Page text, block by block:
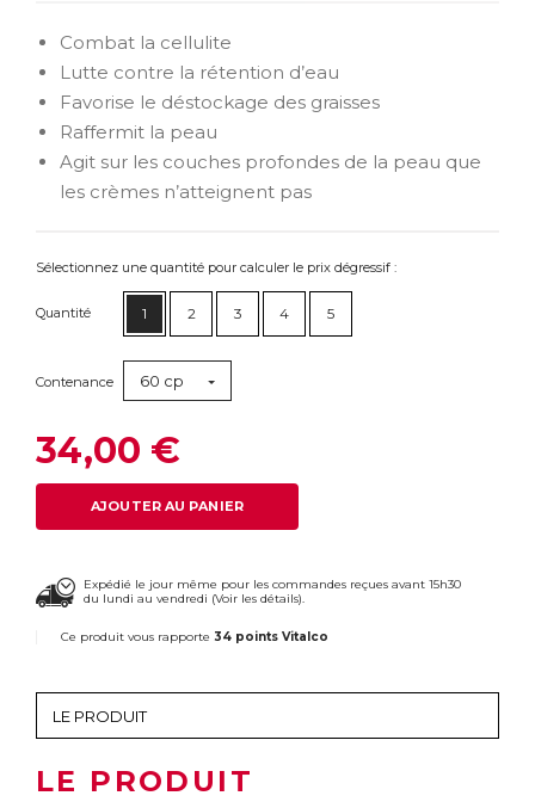
Combat la cellulite
Lutte contre la rétention d’eau
Favorise le déstockage des graisses
Raffermit la peau
Agit sur les couches profondes de la peau que
les crèmes n’atteignent pas
Sélectionnez une quantité pour calculer le prix dégressif :
Quantité 1 2 3 4 5
Contenance 60 cp
34,00 €
AJOUTER AU PANIER
Expédié le jour même pour les commandes reçues avant 15h30
du lundi au vendredi (Voir les détails).
Ce produit vous rapporte 34 points Vitalco
LE PRODUIT